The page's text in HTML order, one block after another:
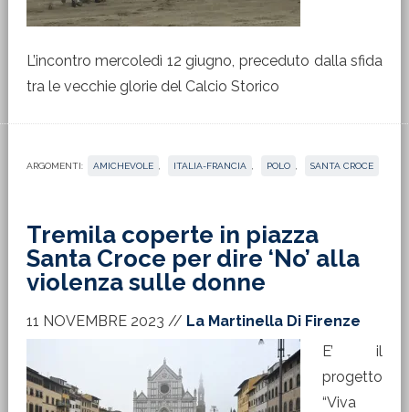
L’incontro mercoledì 12 giugno, preceduto dalla sfida
tra le vecchie glorie del Calcio Storico
ARGOMENTI: AMICHEVOLE ITALIA-FRANCIA POLO SANTA CROCE
Tremila coperte in piazza
Santa Croce per dire ‘No’ alla
violenza sulle donne
11 NOVEMBRE 2023 // La Martinella Di Firenze
E’ il
progetto
“Viva